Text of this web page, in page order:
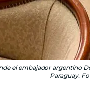
el embajador argentino
Paraguay.